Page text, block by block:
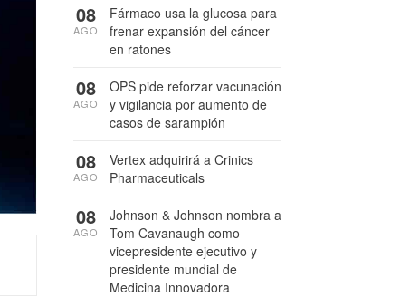
Fármaco usa la glucosa para
frenar expansión del cáncer
en ratones
08
AGO
OPS pide reforzar vacunación
y vigilancia por aumento de
casos de sarampión
08
AGO
Vertex adquirirá a Crinics
Pharmaceuticals
08
AGO
Johnson & Johnson nombra a
Tom Cavanaugh como
vicepresidente ejecutivo y
presidente mundial de
Medicina Innovadora
08
AGO